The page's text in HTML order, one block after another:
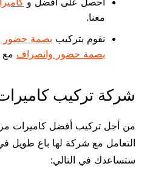
معنا.
نقوم بتركيب بصمة حضور
بصمة حضور وانصراف مع
شركة تركيب
من أجل تركيب أفضل كاميرات
التعامل مع شركة لها باع طويل
ستساعدك في التالي: